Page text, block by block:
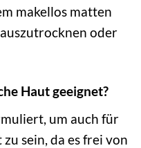
makellos matten
oder
Haut geeignet?
um auch für
sein, da es frei von